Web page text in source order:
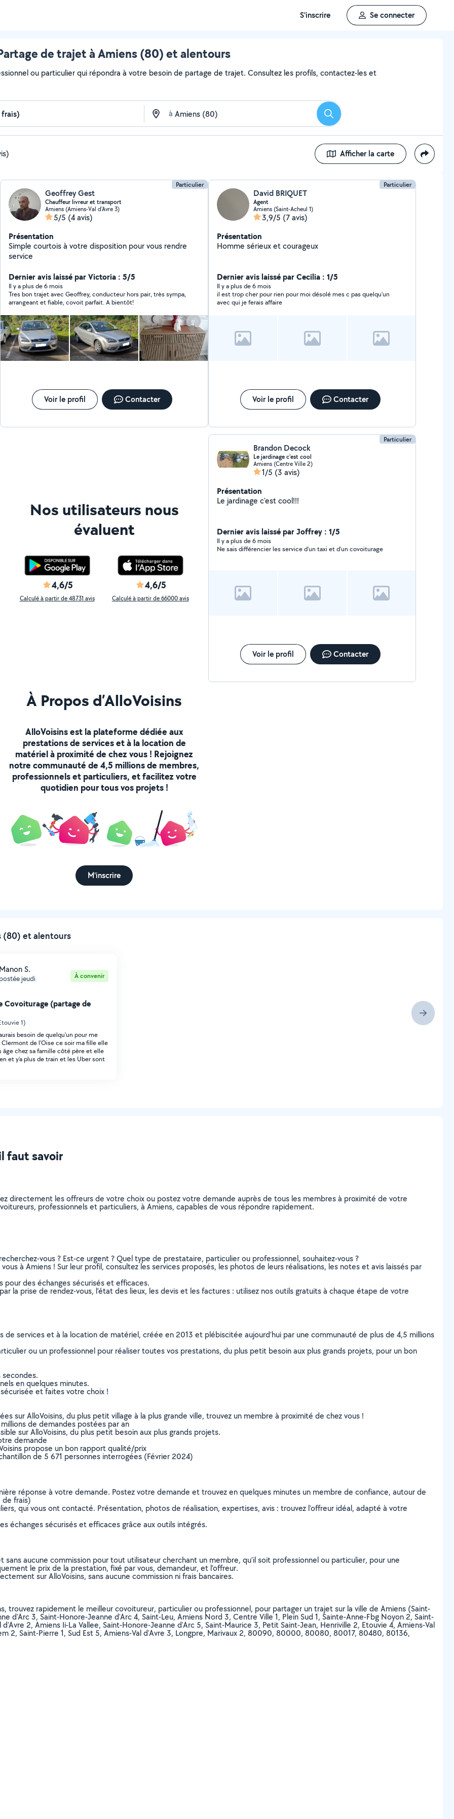
S'inscrire Se connecter
de trajet à Amiens (80) et alentours
ou particulier qui répondra à votre besoin de partage de trajet. Consultez les profils, contactez-les et
à Rechercher
Afficher la carte
Particulier
Geoffrey Gest
Chauffeur livreur et transport
Amiens (Amiens-Val d'Avre 3)
5/5 (4 avis)
Présentation
Simple courtois à votre disposition pour vous rendre
service
Dernier avis laissé par Victoria : 5/5
Il y a plus de 6 mois
Tres bon trajet avec Geoffrey, conducteur hors pair, très sympa,
arrangeant et fiable, covoit parfait. A bientôt!
Voir le profil Contacter
Particulier
David BRIQUET
Agent
Amiens (Saint-Acheul 1)
3,9/5 (7 avis)
Présentation
Homme sérieux et courageux
Dernier avis laissé par Cecilia : 1/5
Il y a plus de 6 mois
il est trop cher pour rien pour moi désolé mes c pas quelqu'un
avec qui je ferais affaire
Voir le profil Contacter
Nos utilisateurs nous
évaluent
4,6/5
Calculé à partir de 48731 avis
4,6/5
Calculé à partir de 66000 avis
Particulier
Brandon Decock
Le jardinage c'est cool
Amiens (Centre Ville 2)
1/5 (3 avis)
Présentation
Le jardinage c'est cool!!!
Dernier avis laissé par Joffrey : 1/5
Il y a plus de 6 mois
Ne sais différencier les service d’un taxi et d’un covoiturage
Voir le profil Contacter
À Propos d’AlloVoisins
AlloVoisins est la plateforme dédiée aux
prestations de services et à la location de
matériel à proximité de chez vous ! Rejoignez
notre communauté de 4,5 millions de membres,
professionnels et particuliers, et facilitez votre
quotidien pour tous vos projets !
M'inscrire
(80) et alentours
Manon S.
postée jeudi À convenir
Covoiturage (partage de
1)
besoin de quelqu'un pour me
Clermont de l'Oise ce soir ma fille elle
âge chez sa famille côté père et elle
et y'a plus de train et les Uber sont
faut savoir
directement les offreurs de votre choix ou postez votre demande auprès de tous les membres à proximité de votre
professionnels et particuliers, à Amiens, capables de vous répondre rapidement.
vous ? Est-ce urgent ? Quel type de prestataire, particulier ou professionnel, souhaitez-vous ?
à Amiens ! Sur leur profil, consultez les services proposés, les photos de leurs réalisations, les notes et avis laissés par
pour des échanges sécurisés et efficaces.
la prise de rendez-vous, l’état des lieux, les devis et les factures : utilisez nos outils gratuits à chaque étape de votre
de services et à la location de matériel, créée en 2013 et plébiscitée aujourd’hui par une communauté de plus de 4,5 millions
ou un professionnel pour réaliser toutes vos prestations, du plus petit besoin aux plus grands projets, pour un bon
secondes.
en quelques minutes.
et faites votre choix !
sur AlloVoisins, du plus petit village à la plus grande ville, trouvez un membre à proximité de chez vous !
de demandes postées par an
sur AlloVoisins, du plus petit besoin aux plus grands projets.
demande
propose un bon rapport qualité/prix
de 5 671 personnes interrogées (Février 2024)
réponse à votre demande. Postez votre demande et trouvez en quelques minutes un membre de confiance, autour de
frais)
qui vous ont contacté. Présentation, photos de réalisation, expertises, avis : trouvez l'offreur idéal, adapté à votre
échanges sécurisés et efficaces grâce aux outils intégrés.
aucune commission pour tout utilisateur cherchant un membre, qu’il soit professionnel ou particulier, pour une
le prix de la prestation, fixé par vous, demandeur, et l’offreur.
sur AlloVoisins, sans aucune commission ni frais bancaires.
trouvez rapidement le meilleur covoitureur, particulier ou professionnel, pour partager un trajet sur la ville de Amiens (Saint-
d'Arc 3, Saint-Honore-Jeanne d'Arc 4, Saint-Leu, Amiens Nord 3, Centre Ville 1, Plein Sud 1, Sainte-Anne-Fbg Noyon 2, Saint-
2, Amiens Ii-La Vallee, Saint-Honore-Jeanne d'Arc 5, Saint-Maurice 3, Petit Saint-Jean, Henriville 2, Etouvie 4, Amiens-Val
2, Saint-Pierre 1, Sud Est 5, Amiens-Val d'Avre 3, Longpre, Marivaux 2, 80090, 80000, 80080, 80017, 80480, 80136,